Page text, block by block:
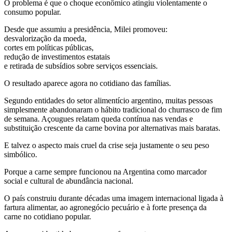
O problema é que o choque econômico atingiu violentamente o
consumo popular.
Desde que assumiu a presidência, Milei promoveu:
desvalorização da moeda,
cortes em políticas públicas,
redução de investimentos estatais
e retirada de subsídios sobre serviços essenciais.
O resultado aparece agora no cotidiano das famílias.
Segundo entidades do setor alimentício argentino, muitas pessoas
simplesmente abandonaram o hábito tradicional do churrasco de fim
de semana. Açougues relatam queda contínua nas vendas e
substituição crescente da carne bovina por alternativas mais baratas.
E talvez o aspecto mais cruel da crise seja justamente o seu peso
simbólico.
Porque a carne sempre funcionou na Argentina como marcador
social e cultural de abundância nacional.
O país construiu durante décadas uma imagem internacional ligada à
fartura alimentar, ao agronegócio pecuário e à forte presença da
carne no cotidiano popular.